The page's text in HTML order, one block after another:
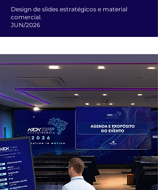
Design de slides estratégicos e material
comercial.
JUN/2026